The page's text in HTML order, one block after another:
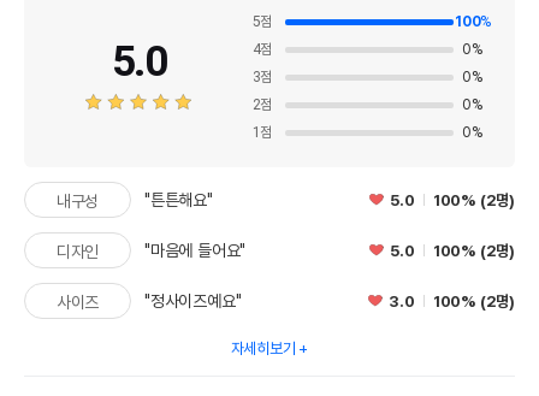
5.0
5점 100%
4점 0%
3점 0%
2점 0%
1 점 0%
내구성 "튼튼해요" 5.0 100% (2명)
디자인 "마음에 들어요" 5.0 100% (2명)
사이즈 "정사이즈예요" 3.0 100% (2명)
자세히보기